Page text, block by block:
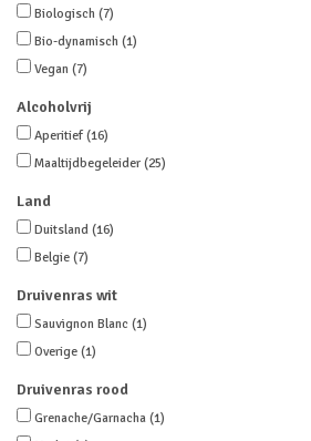
Azijnen
Vins Nature
Merken
Biologisch (7)
Bio-dynamisch (1)
Vegan (7)
Alcoholvrij
Aperitief(16)
Maaltijdbegeleider (25)
Land
Duitsland (16)
Belgie (7)
Druivenras wit
Sauvignon Blanc (1)
Overige (1)
Druivenras rood
Grenache/Garnacha (1)